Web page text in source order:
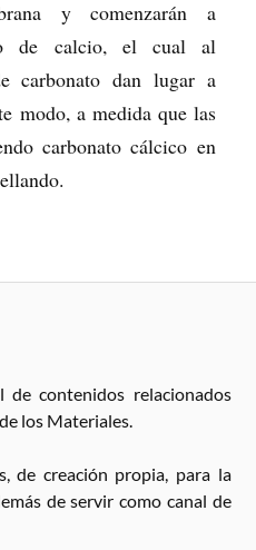
y comenzarán a
de calcio, el cual al
carbonato dan lugar a
modo, a medida que las
carbonato cálcico en
de contenidos relacionados
los Materiales.
de creación propia, para la
de servir como canal de